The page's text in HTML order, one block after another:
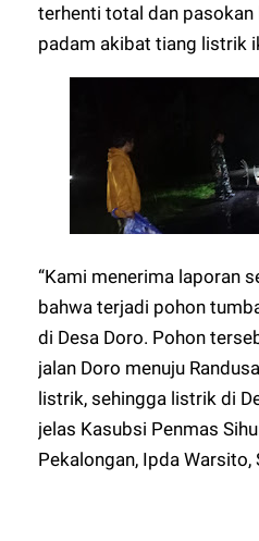
terhenti total dan pasokan
padam akibat tiang listrik
“Kami menerima laporan
bahwa terjadi pohon
di Desa Doro. Pohon
jalan Doro menuju
listrik, sehingga listrik di
jelas Kasubsi Penmas
Pekalongan, Ipda Warsito,